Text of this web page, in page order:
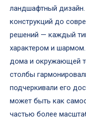
ландшафтный дизайн.
конструкций до
решений — каждый
характером и
дома и окружающей
столбы
подчеркивали его
может быть как
частью более